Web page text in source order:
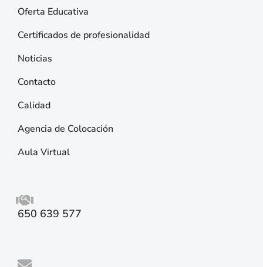
Oferta Educativa
Certificados de profesionalidad
Noticias
Contacto
Calidad
Agencia de Colocación
Aula Virtual
650 639 577